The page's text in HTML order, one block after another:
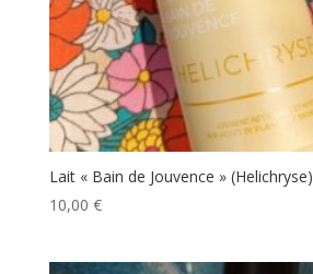
Lait « Bain de Jouvence » (Helichryse)
10,00 €